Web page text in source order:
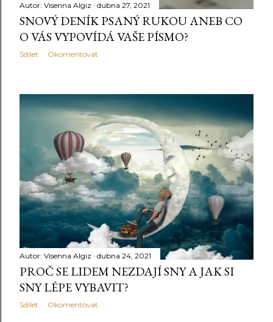
Autor: Visenna Algiz dubna 27, 2021
SNOVÝ DENÍK PSANÝ RUKOU ANEB CO
O VÁS VYPOVÍDÁ VAŠE PÍSMO?
Sdílet Okomentovat
Autor: Visenna Algiz dubna 24, 2021
PROČ SE LIDEM NEZDAJÍ SNY A JAK SI
SNY LÉPE VYBAVIT?
Sdílet Okomentovat